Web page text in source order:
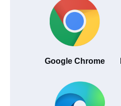
Google Chrome